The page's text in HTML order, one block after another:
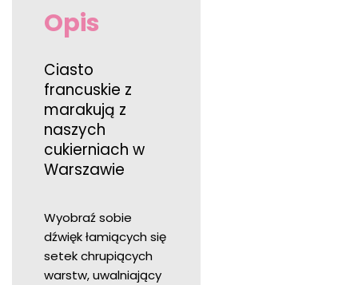
Opis
Ciasto
francuskie z
marakują z
naszych
cukierniach w
Warszawie
Wyobraź sobie
dźwięk łamiących się
setek chrupiących
warstw, uwalniający